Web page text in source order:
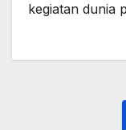
kegiatan dunia